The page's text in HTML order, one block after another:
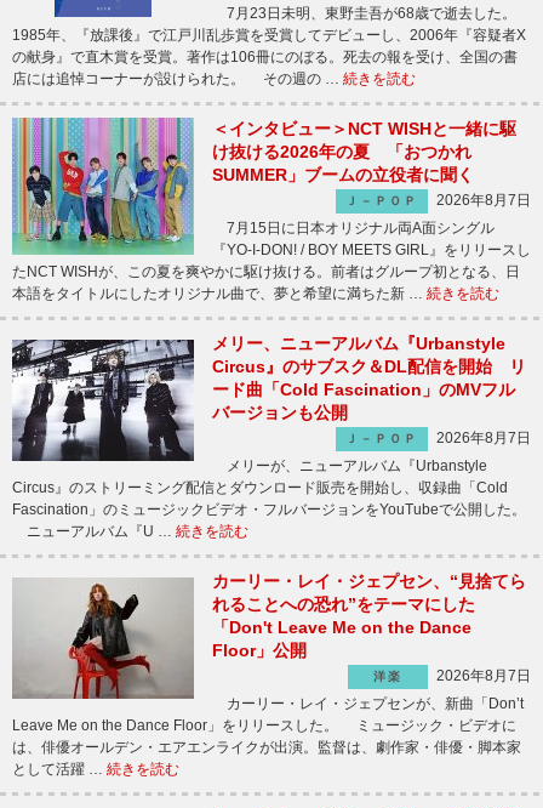
7月23日未明、東野圭吾が68歳で逝去した。
1985年、『放課後』で江戸川乱歩賞を受賞してデビューし、2006年『容疑者X
の献身』で直木賞を受賞。著作は106冊にのぼる。死去の報を受け、全国の書
店には追悼コーナーが設けられた。 その週の … 続きを読む
＜インタビュー＞NCT WISHと一緒に駆
け抜ける2026年の夏 「おつかれ
SUMMER」ブームの立役者に聞く
Ｊ－ＰＯＰ
2026年8月7日
7月15日に日本オリジナル両A面シングル
『YO-I-DON! / BOY MEETS GIRL』をリリースし
たNCT WISHが、この夏を爽やかに駆け抜ける。前者はグループ初となる、日
本語をタイトルにしたオリジナル曲で、夢と希望に満ちた新 … 続きを読む
メリー、ニューアルバム『Urbanstyle
Circus』のサブスク＆DL配信を開始 リ
ード曲「Cold Fascination」のMVフル
バージョンも公開
Ｊ－ＰＯＰ
2026年8月7日
メリーが、ニューアルバム『Urbanstyle
Circus』のストリーミング配信とダウンロード販売を開始し、収録曲「Cold
Fascination」のミュージックビデオ・フルバージョンをYouTubeで公開した。
ニューアルバム『U … 続きを読む
カーリー・レイ・ジェプセン、“見捨てら
れることへの恐れ”をテーマにした
「Don't Leave Me on the Dance
Floor」公開
洋楽
2026年8月7日
カーリー・レイ・ジェプセンが、新曲「Don’t
Leave Me on the Dance Floor」をリリースした。 ミュージック・ビデオに
は、俳優オールデン・エアエンライクが出演。監督は、劇作家・俳優・脚本家
として活躍 … 続きを読む